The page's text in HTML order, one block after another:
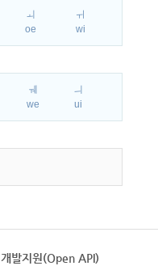
ㅚ
oe
ㅟ
wi
ㅞ
we
ㅢ
ui
개발지원(Open API)